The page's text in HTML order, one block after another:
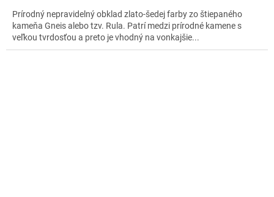
Prírodný nepravidelný obklad zlato-šedej farby zo štiepaného
kameňa Gneis alebo tzv. Rula. Patrí medzi prírodné kamene s
veľkou tvrdosťou a preto je vhodný na vonkajšie...